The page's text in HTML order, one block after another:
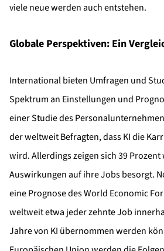
viele neue werden auch entstehen.
Globale Perspektiven: Ein
International bieten Umfragen und
Spektrum an Einstellungen und
einer Studie des
der weltweit Befragten, dass KI die
wird. Allerdings zeigen sich 39 Prozent
Auswirkungen auf ihre Jobs besorgt.
eine Prognose des World Economic
weltweit etwa jeder zehnte Job
Jahre von KI übernommen werden